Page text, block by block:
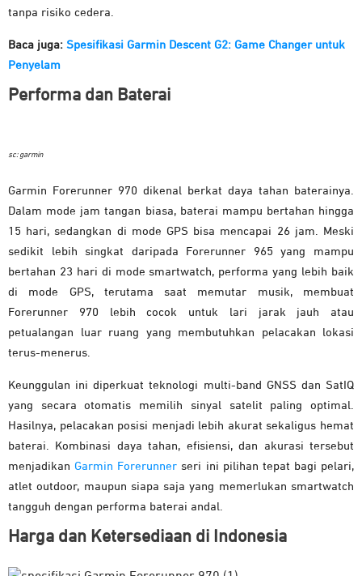
tanpa risiko cedera.
Baca juga: Spesifikasi Garmin Descent G2: Game Changer untuk
Penyelam
Performa dan Baterai
sc: garmin
Garmin Forerunner 970 dikenal berkat daya tahan baterainya.
Dalam mode jam tangan biasa, baterai mampu bertahan hingga
15 hari, sedangkan di mode GPS bisa mencapai 26 jam. Meski
sedikit lebih singkat daripada Forerunner 965 yang mampu
bertahan 23 hari di mode smartwatch, performa yang lebih baik
di mode GPS, terutama saat memutar musik, membuat
Forerunner 970 lebih cocok untuk lari jarak jauh atau
petualangan luar ruang yang membutuhkan pelacakan lokasi
terus-menerus.
Keunggulan ini diperkuat teknologi multi-band GNSS dan SatIQ
yang secara otomatis memilih sinyal satelit paling optimal.
Hasilnya, pelacakan posisi menjadi lebih akurat sekaligus hemat
baterai. Kombinasi daya tahan, efisiensi, dan akurasi tersebut
menjadikan Garmin Forerunner seri ini pilihan tepat bagi pelari,
atlet outdoor, maupun siapa saja yang memerlukan smartwatch
tangguh dengan performa baterai andal.
Harga dan Ketersediaan di Indonesia